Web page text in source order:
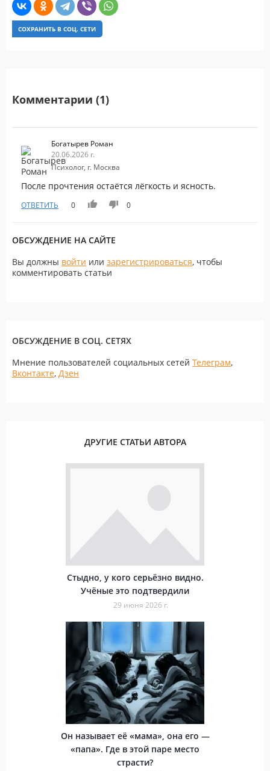
СОХРАНИТЬ В СОЦ. СЕТИ
Комментарии (1)
Богатырев Роман
20.06.2026 г.
Психолог, г. Москва
После прочтения остаётся лёгкость и ясность.
ОТВЕТИТЬ 0 0
ОБСУЖДЕНИЕ НА САЙТЕ
Вы должны войти или зарегистрироваться, чтобы
комментировать статьи
ОБСУЖДЕНИЕ В СОЦ. СЕТЯХ
Мнение пользователей социальных сетей Телеграм,
Вконтакте, Дзен
ДРУГИЕ СТАТЬИ АВТОРА
Стыдно, у кого серьёзно видно.
Учёные это подтвердили
29 июня 2026 г.
Он называет её «мама», она его —
«папа». Где в этой паре место
страсти?